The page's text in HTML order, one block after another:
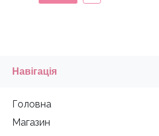
Навігація
Головна
Магазин